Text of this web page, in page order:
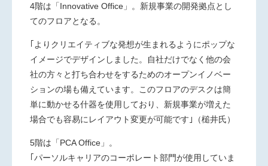
4階は「Innovative Office」。新規事業の開発拠点とし
てのフロアとなる。
｢よりクリエイティブな発想が生まれるようにポップな
イメージでデザインしました。自社だけでなく他の会
社の方々と打ち合わせをするためのオープンイノベー
ションの場も備えています。このフロアのデスクは簡
単に動かせる什器を使用しており、新規事業が増えた
場合でも容易にレイアウト変更が可能です｣（槌井氏）
5階は「PCA Office」。
｢パーソルキャリアのコーポレート部門が使用していま